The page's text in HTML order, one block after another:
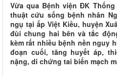
Vừa qua Bệnh viện ĐK
thuật cứu sống bệnh nhân
ngụ tại ấp Việt Kiều, huyện
đùi chung hai bên và tắc
kèm rất nhiều bệnh nền nguy
đoạn cuối, tăng huyết áp,
nặng, di chứng tai biến mạch